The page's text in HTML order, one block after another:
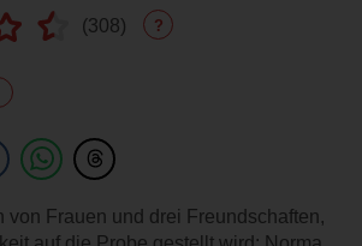
(308) ?
von Frauen und drei Freundschaften,